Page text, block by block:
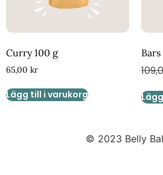
Curry 100 g
65,00 kr
Lägg till i varukorg
© 2023 Belly